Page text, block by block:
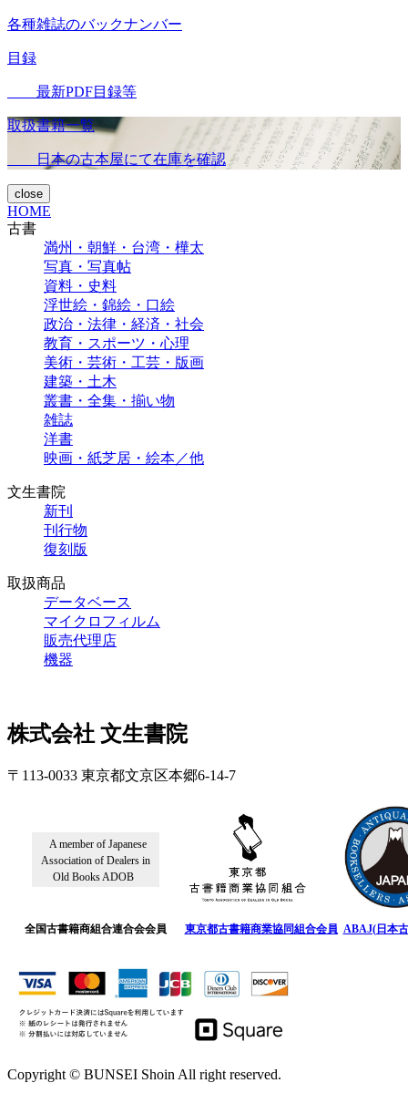
各種雑誌のバックナンバー
目録
最新PDF目録等
取扱書籍一覧
日本の古本屋にて在庫を確認
close
HOME
古書
満州・朝鮮・台湾・樺太
写真・写真帖
資料・史料
浮世絵・錦絵・口絵
政治・法律・経済・社会
教育・スポーツ・心理
美術・芸術・工芸・版画
建築・土木
叢書・全集・揃い物
雑誌
洋書
映画・紙芝居・絵本／他
文生書院
新刊
刊行物
復刻版
取扱商品
データベース
マイクロフィルム
販売代理店
機器
株式会社 文生書院
〒113-0033 東京都文京区本郷6-14-7
A member of Japanese
Association of Dealers in
Old Books ADOB
全国古書籍商組合連合会会員 東京都古書籍商業協同組合会員 ABAJ(日本
Copyright © BUNSEI Shoin All right reserved.